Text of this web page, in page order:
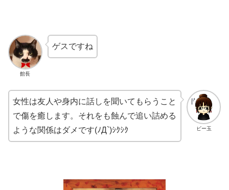
館長
ゲスですね
ビー玉
女性は友人や身内に話しを聞いてもらうこと
で傷を癒します。それをも蝕んで追い詰める
ような関係はダメです(ﾉД`)ｼｸｼｸ